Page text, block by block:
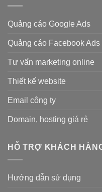
Quảng cáo Google Ads
Quảng cáo Facebook Ads
Tư vấn marketing online
Thiết kế website
Email công ty
Domain, hosting giá rẻ
HỖ TRỢ KHÁCH
Hướng dẫn sử dụng